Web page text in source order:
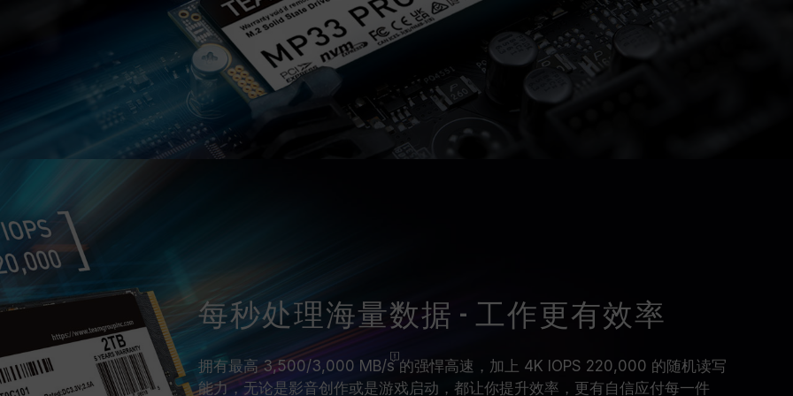
每秒处理海量数据 - 工作更有效率
拥有最高 3,500/3,000 MB/s的强悍高速，加上 4K IOPS 220,000 的随机读写
能力，无论是影音创作或是游戏启动，都让你提升效率，更有自信应付每一件